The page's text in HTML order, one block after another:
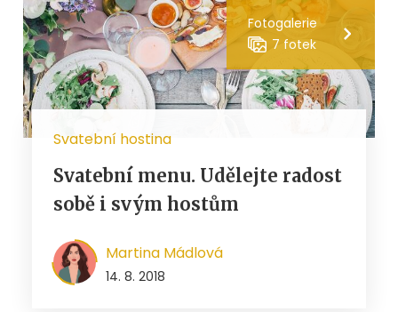
Fotogalerie
7 fotek
Svatební hostina
Svatební menu. Udělejte radost
sobě i svým hostům
Martina Mádlová
14. 8. 2018